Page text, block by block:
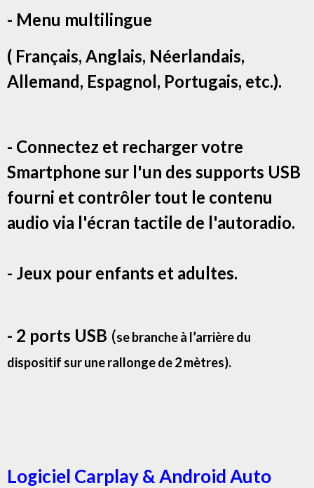
- Menu multilingue
( Français, Anglais, Néerlandais,
Allemand, Espagnol, Portugais, etc.).
- Connectez et recharger votre
Smartphone sur l'un des supports USB
fourni et contrôler tout le contenu
audio via l'écran tactile de l'autoradio.
- Jeux pour enfants et adultes.
- 2 ports USB (se branche à l’arrière du
dispositif sur une rallonge de 2 mètres).
Logiciel Carplay & Android Auto